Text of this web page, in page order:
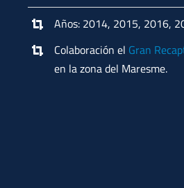
Años: 2014, 2015, 2016,
Colaboración el Gran
en la zona del Maresme.